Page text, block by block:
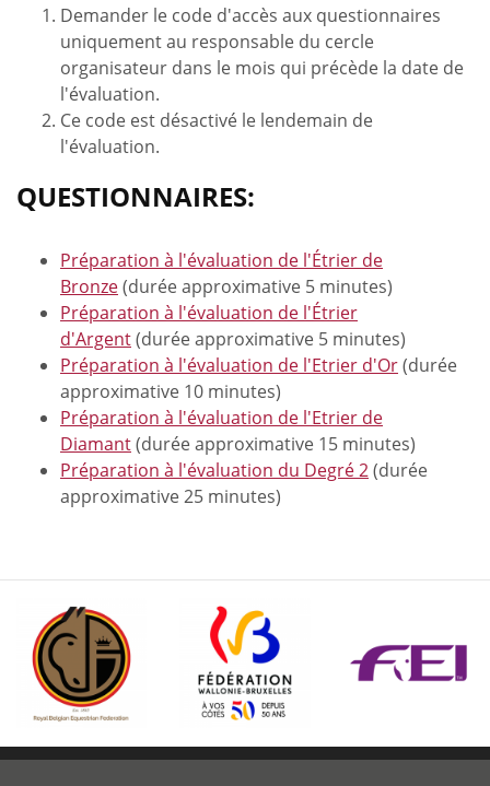
Demander le code d'accès aux questionnaires
uniquement au responsable du cercle
organisateur dans le mois qui précède la date de
l'évaluation.
Ce code est désactivé le lendemain de
l'évaluation.
QUESTIONNAIRES:
Préparation à l'évaluation de l'Étrier de
Bronze(durée approximative 5 minutes)
Préparation à l'évaluation de l'Étrier
d'Argent(durée approximative 5 minutes)
Préparation à l'évaluation de l'Etrier d'Or(durée
approximative 10 minutes)
Préparation à l'évaluation de l'Etrier de
Diamant(durée approximative 15 minutes)
Préparation à l'évaluation du Degré 2(durée
approximative 25 minutes)